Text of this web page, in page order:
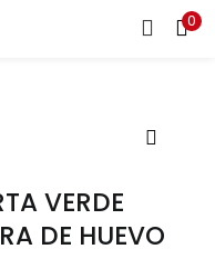
0
REGISTRARSE
VERDE
DE HUEVO